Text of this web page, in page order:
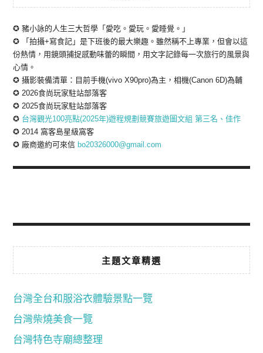
✪ 豬小詠的人生三大哲學「愛吃。愛玩。愛睡覺。」
✪ 「拍攝+寫食記」是下班後的最大樂趣。雖然稱不上專業，但會以這
份熱情，用鏡頭捕捉感動味蕾的瞬間，用文字記錄每一次旅行的風景與
心情。
✪ 攝影裝備清單：目前手機(vivo X90pro)為主，相機(Canon 6D)為輔
✪ 2026食尚玩家駐站部落客
✪ 2025食尚玩家駐站部落客
✪ 台灣觀光100亮點(2025年)遊程規劃競賽旅遊圖文組 第三名、佳作
✪ 2014 窩客島星級窩客
✪ 廠商邀約可來信 bo20326000@gmail.com
主題文章精選
台灣全台和服浴衣體驗景點一覽
台灣柴燒美食一覽
台灣特色寺廟總整理